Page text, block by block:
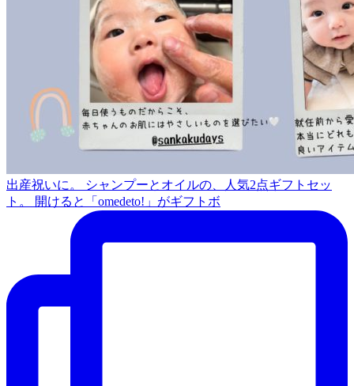
出産祝いに。 シャンプーとオイルの、人気2点ギフトセッ
ト。 開けると「omedeto!」がギフトボ